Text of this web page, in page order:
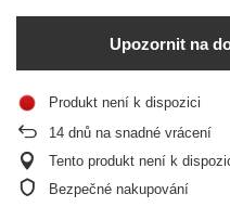
Upozornit na
Produkt není k dispozici
14 dnů na snadné vrácení
Tento produkt není k
Bezpečné nakupování